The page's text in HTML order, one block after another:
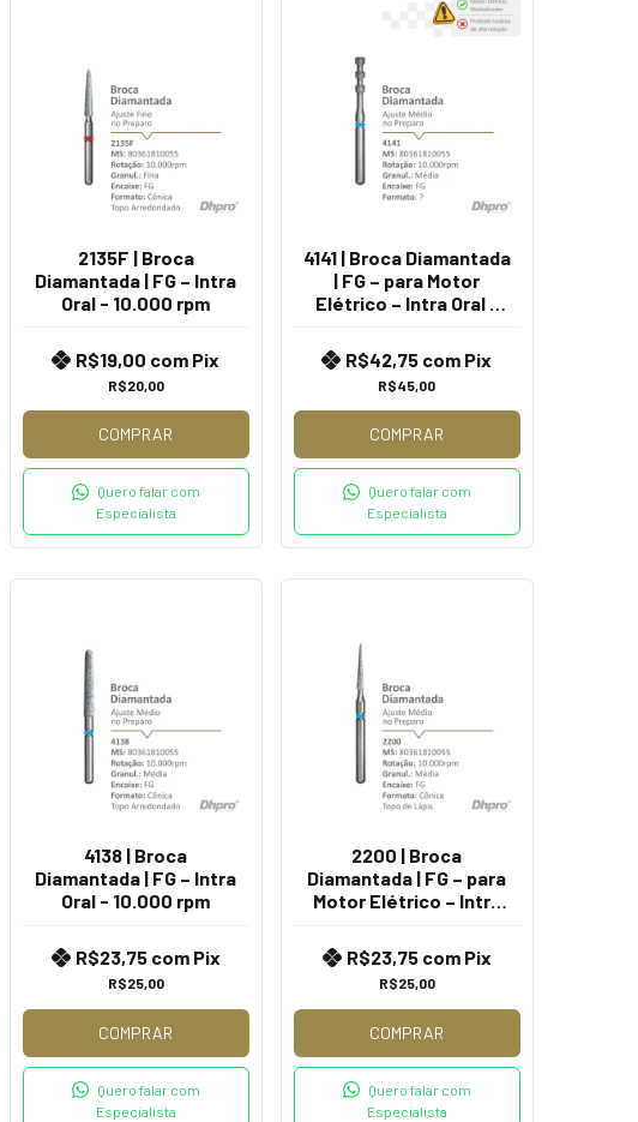
2135F | Broca
Diamantada | FG – Intra
Oral - 10.000 rpm
R$20,00
R$19,00 com Pix
COMPRAR
Quero falar com
Especialista
4141 | Broca Diamantada
| FG – para Motor
Elétrico – Intra Oral -
R$45,00
R$42,75 com Pix
COMPRAR
Quero falar com
Especialista
4138 | Broca
Diamantada | FG – Intra
Oral - 10.000 rpm
R$25,00
R$23,75 com Pix
COMPRAR
Quero falar com
Especialista
2200 | Broca
Diamantada | FG – para
Motor Elétrico – Intra
R$25,00
R$23,75 com Pix
COMPRAR
Quero falar com
Especialista